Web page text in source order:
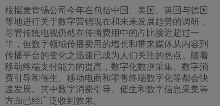
根据麦肯锡公司今年在包括中国、美国、英国与德国
等地进行关于数字营销现在和未来发展趋势的调研，
尽管传统电视仍然在传播费用中的占比接近超过一
半，但数字领域传播费用的增长和带来媒体从内容到
传播平台的变化之迅速已成为人们关注的热点。随着
移动终端支付能力的提高，数字化数据采集、数字消
费引导和催生、移动电商和零售终端数字化等都会快
速发展。其中数字消费引导、催生和数字信息采集等
方面已经广泛收到效果。